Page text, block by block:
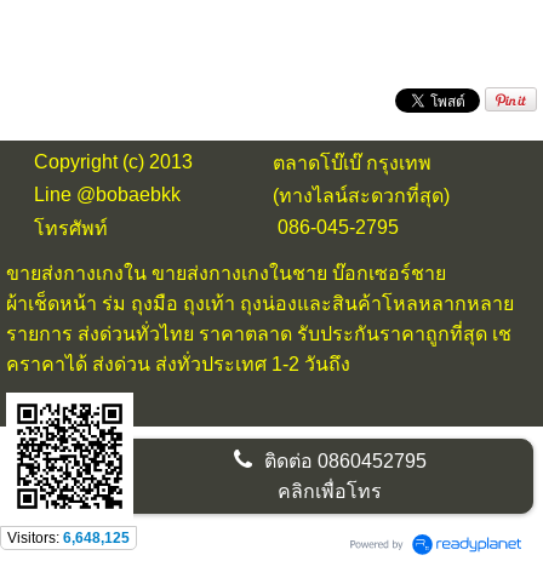
Copyright (c) 2013
ตลาดโบ๊เบ๊ กรุงเทพ
Line @bobaebkk
(ทางไลน์สะดวกที่สุด)
โทรศัพท์
086-045-2795
ขายส่งกางเกงใน ขายส่งกางเกงในชาย บ๊อกเซอร์ชาย
ผ้าเช็ดหน้า ร่ม ถุงมือ ถุงเท้า ถุงน่องและสินค้าโหลหลากหลาย
รายการ ส่งด่วนทั่วไทย ราคาตลาด รับประกันราคาถูกที่สุด เช
คราคาได้ ส่งด่วน ส่งทั่วประเทศ 1-2 วันถึง
ติดต่อ 0860452795
คลิกเพื่อโทร
Visitors: 6,648,125